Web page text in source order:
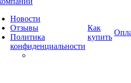
Новости
Отзывы
Политика
конфиденциальности
Как
купить